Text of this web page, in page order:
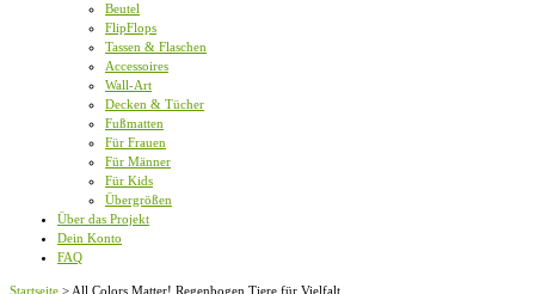
Beutel
FlipFlops
Tassen & Flaschen
Accessoires
Wall-Art
Decken & Tücher
Fußmatten
Für Frauen
Für Männer
Für Kids
Übergrößen
Über das Projekt
Dein Konto
FAQ
Startseite > All Colors Matter! Regenbogen Tiere für Vielfalt